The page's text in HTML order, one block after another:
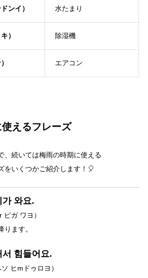
ンイ） 水たまり
） 除湿機
エアコン
えるフレーズ
、続いては梅雨の時期に使える
をいくつかご紹介します！🎈
가 와요.
ピガ ワヨ）
ます。
힘들어요.
ヒmドゥロヨ）